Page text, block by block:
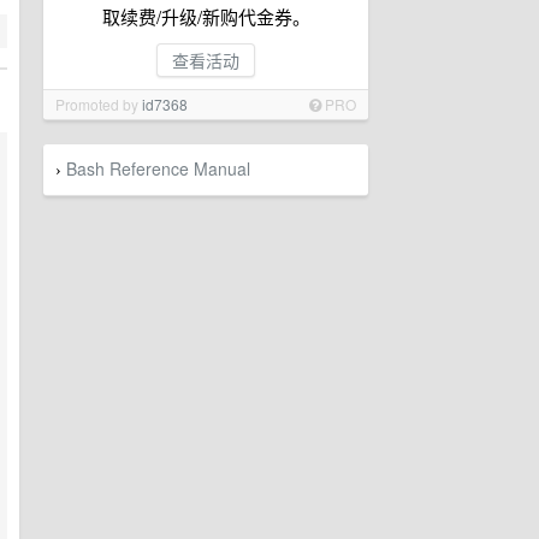
取续费/升级/新购代金券。
查看活动
Promoted byid7368 PRO
› Bash Reference Manual